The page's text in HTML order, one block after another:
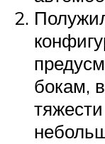
бокам,